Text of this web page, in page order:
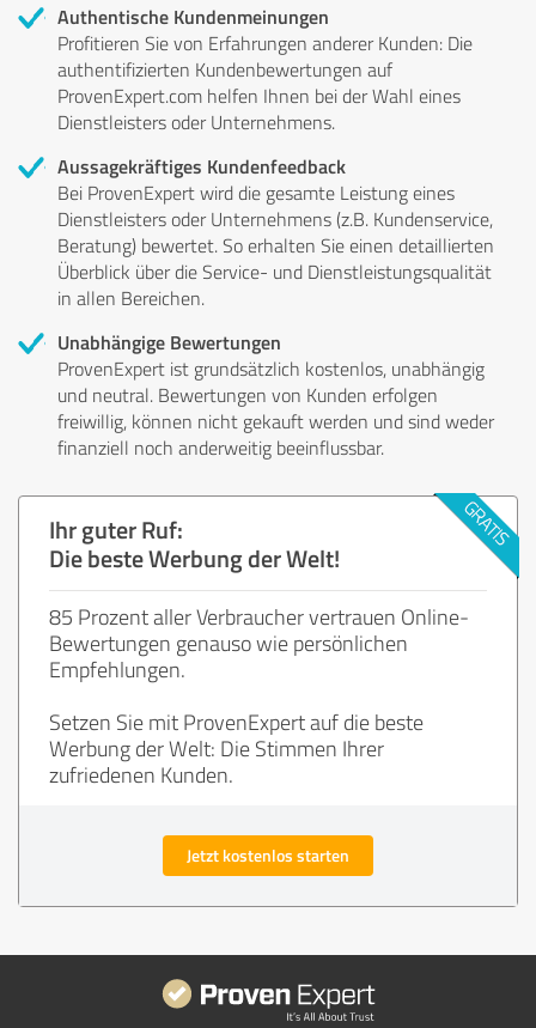
Authentische Kundenmeinungen
Profitieren Sie von Erfahrungen anderer Kunden: Die
authentifizierten Kundenbewertungen auf
ProvenExpert.com helfen Ihnen bei der Wahl eines
Dienstleisters oder Unternehmens.
Aussagekräftiges Kundenfeedback
Bei ProvenExpert wird die gesamte Leistung eines
Dienstleisters oder Unternehmens (z.B. Kundenservice,
Beratung) bewertet. So erhalten Sie einen detaillierten
Überblick über die Service- und Dienstleistungsqualität
in allen Bereichen.
Unabhängige Bewertungen
ProvenExpert ist grundsätzlich kostenlos, unabhängig
und neutral. Bewertungen von Kunden erfolgen
freiwillig, können nicht gekauft werden und sind weder
finanziell noch anderweitig beeinflussbar.
Ihr guter Ruf:
Die beste Werbung der Welt!
85 Prozent aller Verbraucher vertrauen Online-
Bewertungen genauso wie persönlichen
Empfehlungen.
Setzen Sie mit ProvenExpert auf die beste
Werbung der Welt: Die Stimmen Ihrer
zufriedenen Kunden.
Jetzt kostenlos starten